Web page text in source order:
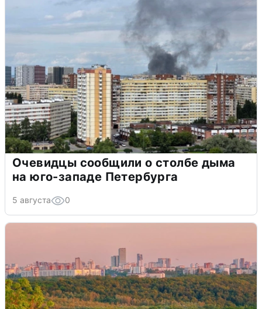
Очевидцы сообщили о столбе дыма
на юго-западе Петербурга
5 августа 0